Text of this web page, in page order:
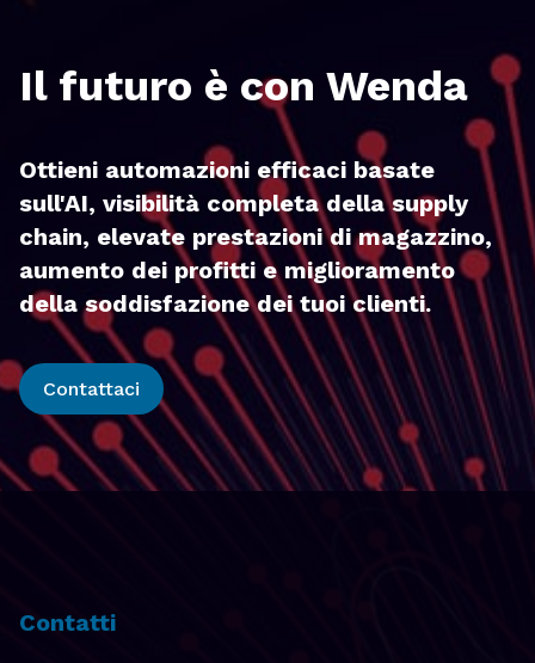
Il futuro è con Wenda
Ottieni automazioni efficaci basate
sull'AI, visibilità completa della supply
chain, elevate prestazioni di magazzino,
aumento dei profitti e miglioramento
della soddisfazione dei tuoi clienti.
Contattaci
Contatti